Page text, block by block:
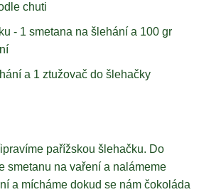
chuti
- 1 smetana na šlehání a 100 gr
a 1 ztužovač do šlehačky
pařížskou šlehačku. Do
smetanu na vaření a nalámeme
a mícháme dokud se nám čokoláda